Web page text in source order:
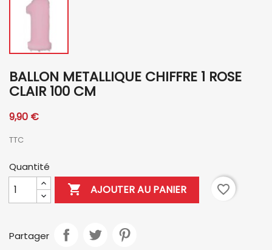
BALLON METALLIQUE CHIFFRE 1 ROSE
CLAIR 100 CM
9,90 €
TTC
Quantité
 AJOUTER AU PANIER favorite_border
Partager